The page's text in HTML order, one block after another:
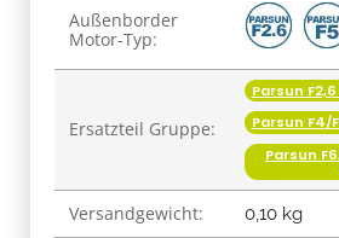
Produkteigenschaft
Wert
Außenborder
Motor-Typ:
Ersatzteil Gruppe:
Parsun
Parsun F4/
Parsun
Versandgewicht: 0,10 kg